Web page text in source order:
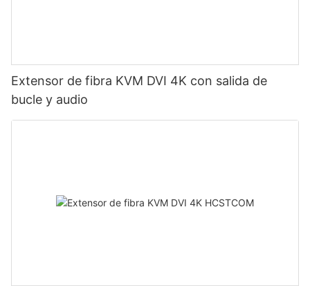
Extensor de fibra KVM DVI 4K con salida de
bucle y audio